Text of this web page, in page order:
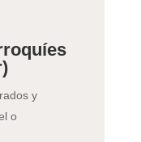
y
o